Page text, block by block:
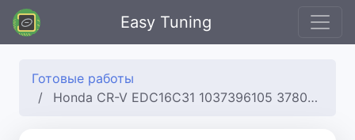
Easy Tuning
Готовые работы
Honda CR-V EDC16C31 1037396105 37805-R07-E180